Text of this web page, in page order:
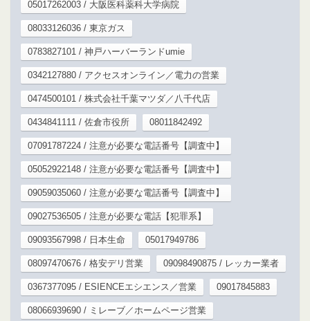
05017262003 / 大阪医科薬科大学病院
08033126036 / 東京ガス
0783827101 / 神戸ハーバーランドumie
0342127880 / アクセスオンライン／電力の営業
0474500101 / 株式会社千葉マツダ／八千代店
0434841111 / 佐倉市役所 08011842492
07091787224 / 注意が必要な電話番号【調査中】
05052922148 / 注意が必要な電話番号【調査中】
09059035060 / 注意が必要な電話番号【調査中】
09027536505 / 注意が必要な電話【犯罪系】
09093567998 / 日本生命 05017949786
08097470676 / 格安デリ営業 09098490875 / レッカー業者
0367377095 / ESIENCEエシエンス／営業 09017845883
08066939690 / ミレーブ／ホームページ営業